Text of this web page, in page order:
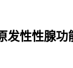
发性性腺功